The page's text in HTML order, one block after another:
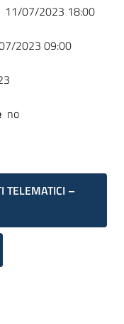
11/07/2023 18:00
2023 09:00
no
TELEMATICI –